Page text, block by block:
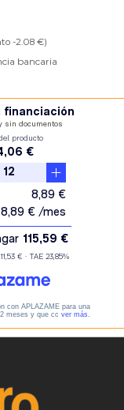
-2.08 €)
bancaria